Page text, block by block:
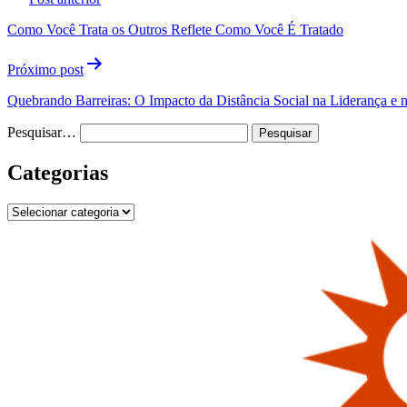
Post
Como Você Trata os Outros Reflete Como Você É Tratado
Próximo post
Quebrando Barreiras: O Impacto da Distância Social na Liderança e
Pesquisar…
Categorias
Categorias